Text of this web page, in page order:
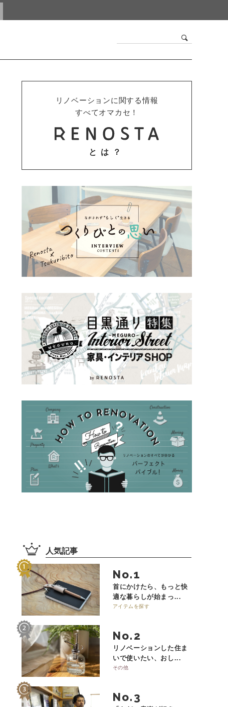
リノベーションに関する情報
すべてオマカセ！
とは？
人気記事
No.
首にかけたら、もっと快
適な暮らしが始まっ...
アイテムを探す
No.
リノベーションした住ま
いで使いたい、おし...
その他
No.